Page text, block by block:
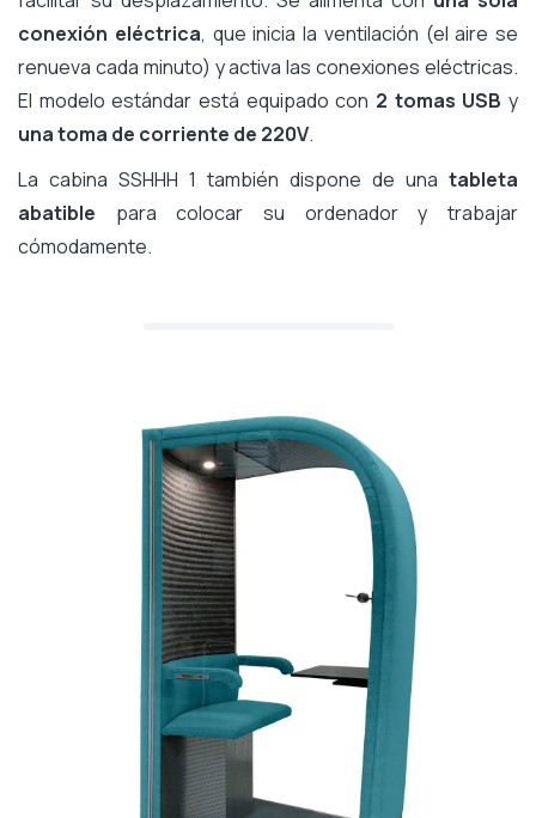
conexión eléctrica, que inicia la ventilación (el aire se
renueva cada minuto) y activa las conexiones eléctricas.
El modelo estándar está equipado con 2 tomas USB y
una toma de corriente de 220V.
La cabina SSHHH 1 también dispone de una tableta
abatible para colocar su ordenador y trabajar
cómodamente.